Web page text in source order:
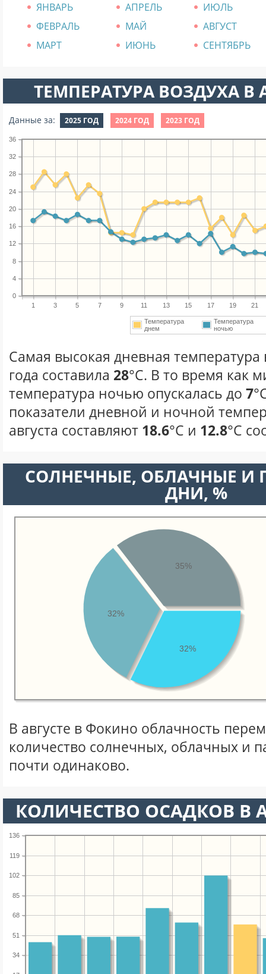
ЯНВАРЬ АПРЕЛЬ
ИЮЛЬ
ФЕВРАЛЬ
МАЙ
АВГУСТ
МАРТ
ИЮНЬ СЕНТЯБРЬ
ТЕМПЕРАТУРА ВОЗДУХА В
Данные за: 2025 ГОД 2024 ГОД 2023 ГОД
1 3 5 7 9 11 13 15 17 19 21
0
4
8
12
16
20
24
28
32
36
Температура
днем
Температура
ночью
Самая высокая дневная температура
года составила 28°С. В то время как
температура ночью опускалась до 7
показатели дневной и ночной
августа составляют 18.6°С и 12.8°С
CОЛНЕЧНЫЕ, ОБЛАЧНЫЕ И
ДНИ, %
32%
32%
35%
В августе в Фокино облачность
количество солнечных, облачных и
почти одинаково.
КОЛИЧЕСТВО ОСАДКОВ В
34
51
68
85
102
119
136